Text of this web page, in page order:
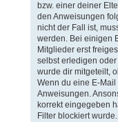
bzw. einer deiner
den Anweisungen
nicht der Fall ist,
werden. Bei einigen
Mitglieder erst
selbst erledigen
wurde dir mitgeteilt,
Wenn du eine E-
Anweisungen.
korrekt eingegeben
Filter blockiert